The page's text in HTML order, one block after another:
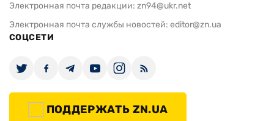
Электронная почта редакции: zn94@ukr.net
Электронная почта службы новостей: editor@zn.ua
СОЦСЕТИ
ПОДДЕРЖАТЬ ZN.UA